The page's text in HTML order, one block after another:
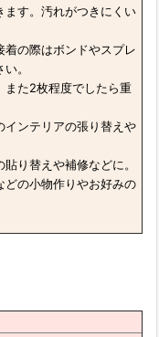
ます。汚れがつきにくい
着の際はボンドやスプレ
。
また2枚程度でしたら重
インテリアの張り替えや
り替えや補修などに。
どの小物作りやお好みの